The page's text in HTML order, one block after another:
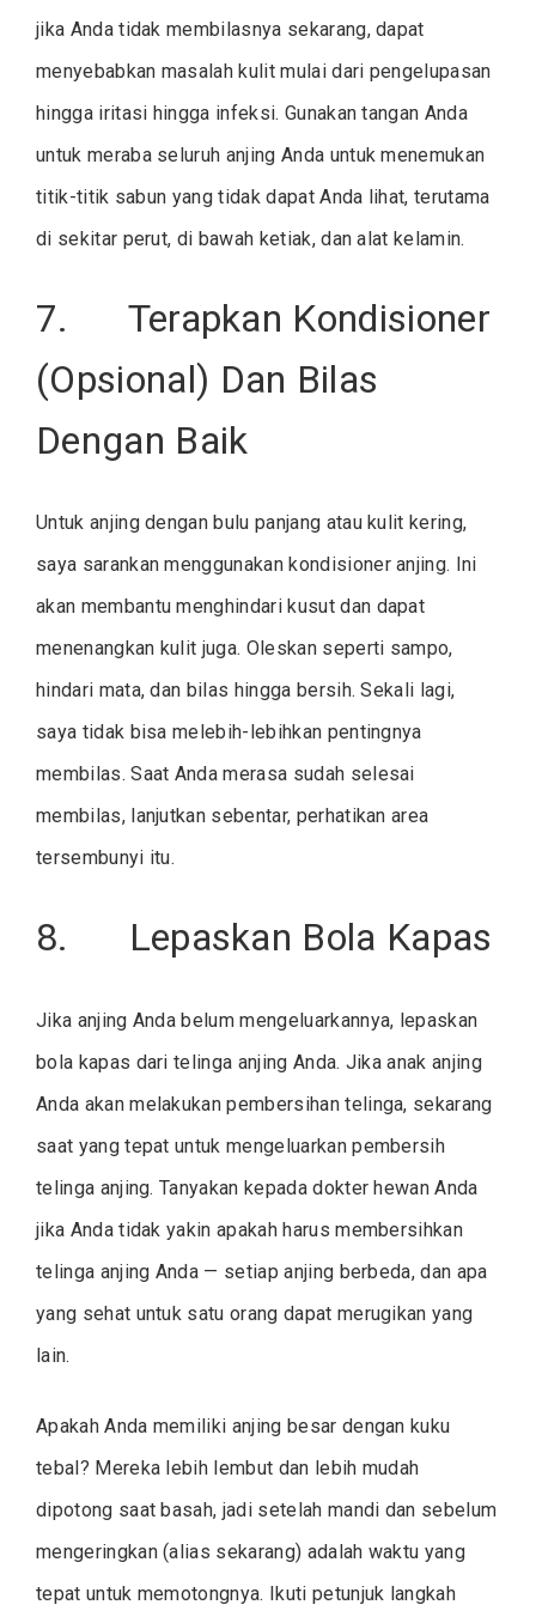
jika Anda tidak membilasnya sekarang, dapat
menyebabkan masalah kulit mulai dari pengelupasan
hingga iritasi hingga infeksi. Gunakan tangan Anda
untuk meraba seluruh anjing Anda untuk menemukan
titik-titik sabun yang tidak dapat Anda lihat, terutama
di sekitar perut, di bawah ketiak, dan alat kelamin.
7. Terapkan Kondisioner
(Opsional) Dan Bilas
Dengan Baik
Untuk anjing dengan bulu panjang atau kulit kering,
saya sarankan menggunakan kondisioner anjing. Ini
akan membantu menghindari kusut dan dapat
menenangkan kulit juga. Oleskan seperti sampo,
hindari mata, dan bilas hingga bersih. Sekali lagi,
saya tidak bisa melebih-lebihkan pentingnya
membilas. Saat Anda merasa sudah selesai
membilas, lanjutkan sebentar, perhatikan area
tersembunyi itu.
8. Lepaskan Bola Kapas
Jika anjing Anda belum mengeluarkannya, lepaskan
bola kapas dari telinga anjing Anda. Jika anak anjing
Anda akan melakukan pembersihan telinga, sekarang
saat yang tepat untuk mengeluarkan pembersih
telinga anjing. Tanyakan kepada dokter hewan Anda
jika Anda tidak yakin apakah harus membersihkan
telinga anjing Anda — setiap anjing berbeda, dan apa
yang sehat untuk satu orang dapat merugikan yang
lain.
Apakah Anda memiliki anjing besar dengan kuku
tebal? Mereka lebih lembut dan lebih mudah
dipotong saat basah, jadi setelah mandi dan sebelum
mengeringkan (alias sekarang) adalah waktu yang
tepat untuk memotongnya. Ikuti petunjuk langkah